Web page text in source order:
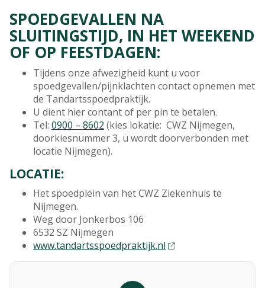
SPOEDGEVALLEN NA
SLUITINGSTIJD, IN HET WEEKEND
OF OP FEESTDAGEN:
Tijdens onze afwezigheid kunt u voor
spoedgevallen/pijnklachten contact opnemen met
de Tandartsspoedpraktijk.
U dient hier contant of per pin te betalen.
Tel: 0900 – 8602 (kies lokatie: CWZ Nijmegen,
doorkiesnummer 3, u wordt doorverbonden met
locatie Nijmegen).
LOCATIE:
Het spoedplein van het CWZ Ziekenhuis te
Nijmegen.
Weg door Jonkerbos 106
6532 SZ Nijmegen
www.tandartsspoedpraktijk.nl